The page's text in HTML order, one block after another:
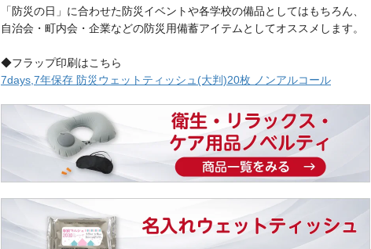
「防災の日」に合わせた防災イベントや各学校の備品としてはもちろん、
自治会・町内会・企業などの防災用備蓄アイテムとしてオススメします。
◆フラップ印刷はこちら
7days,7年保存 防災ウェットティッシュ(大判)20枚 ノンアルコール